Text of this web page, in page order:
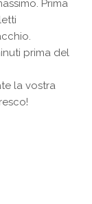
Prima
prima del
la vostra